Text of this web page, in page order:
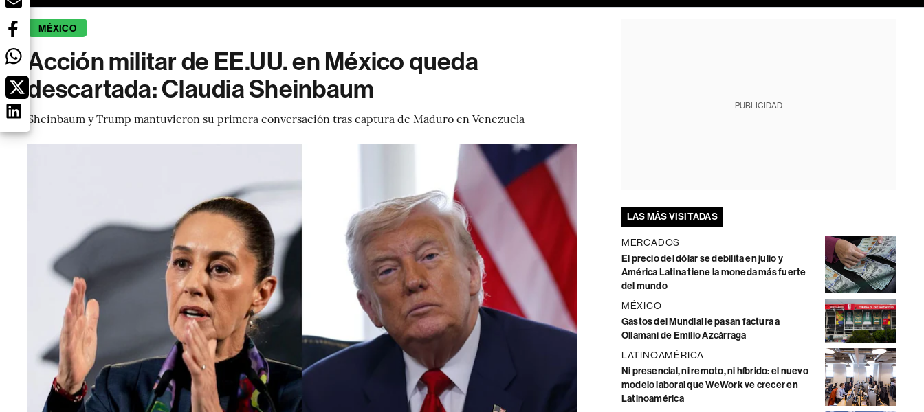
MÉXICO
Acción militar de EE.UU. en México queda
descartada: Claudia Sheinbaum
Sheinbaum y Trump mantuvieron su primera conversación tras captura de Maduro en Venezuela
PUBLICIDAD
LAS MÁS VISITADAS
MERCADOS
El precio del dólar se debilita en julio y
América Latina tiene la moneda más fuerte
del mundo
MÉXICO
Gastos del Mundial le pasan factura a
Ollamani de Emilio Azcárraga
LATINOAMÉRICA
Ni presencial, ni remoto, ni híbrido: el nuevo
modelo laboral que WeWork ve crecer en
Latinoamérica